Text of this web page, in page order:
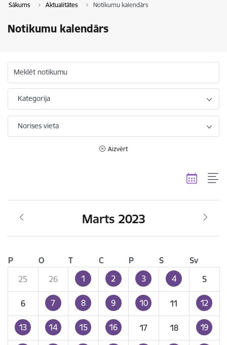
Sākums Aktualitātes Notikumu kalendārs
Notikumu kalendārs
Meklēt notikumu
Kategorija
Norises vieta
Aizvērt
Marts 2023
P O T C P S
Sv
25
26 1 2 3 4 5
6 7 8 9 10 11 12
13 14 15 16 17 18 19